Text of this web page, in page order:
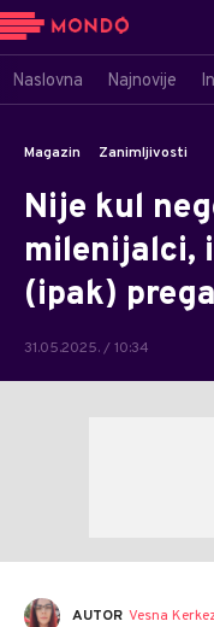
Naslovna Najnovije
Magazin Zanimljivosti
Nije kul
milenijalci,
(ipak)
31.05.2025. / 10:34
AUTOR Vesna